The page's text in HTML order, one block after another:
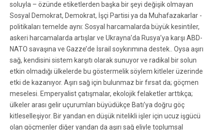
soluyla – özünde etiketlerden başka bir şeyi değişik olmayan
Sosyal Demokrat, Demokrat, İşçi Partisi ya da Muhafazakarlar -
politikaları temelde aynı: Sosyal harcamalarda büyük kesintiler,
askeri harcamalarda artışlar ve Ukrayna’da Rusya’ya karşı ABD-
NATO savaşına ve Gazze’de İsrail soykırımına destek.. Oysa aşırı
sağ, kendisini sistem karşıtı olarak sunuyor ve radikal bir solun
etkin olmadığı ülkelerde bu göstermelik söylem kitleler üzerinde
etki de kazanıyor. Aşırı sağ için bulunmaz bir fırsat da; göçmen
meselesi. Emperyalist çatışmalar, ekolojik felaketler arttıkça;
ülkeler arası gelir uçurumları büyüdükçe Batı’ya doğru göç
kitleselleşiyor. Bir yandan en düşük nitelikli işler için ucuz işgücü
olan göçmenler diğer yandan da aşırı sağ eliyle toplumsal